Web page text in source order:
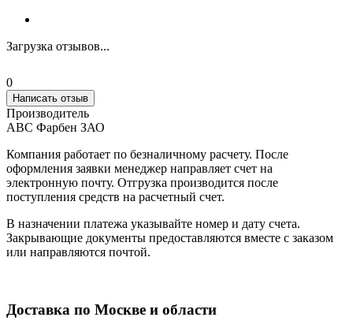
Загрузка отзывов...
0
Написать отзыв
Производитель
АВС Фарбен ЗАО
Компания работает по безналичному расчету. После
оформления заявки менеджер направляет счет на
электронную почту. Отгрузка производится после
поступления средств на расчетный счет.
В назначении платежа указывайте номер и дату счета.
Закрывающие документы предоставляются вместе с заказом
или направляются почтой.
Доставка по Москве и области